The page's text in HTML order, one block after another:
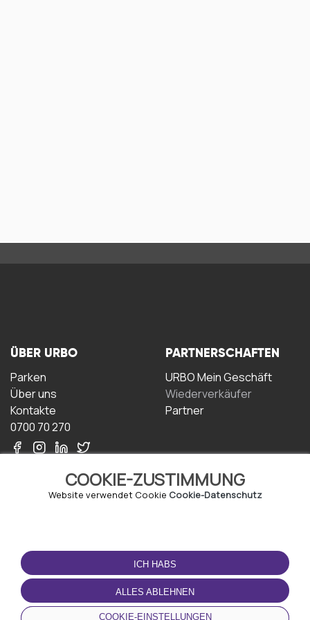
COOKIE-ZUSTIMMUNG
Website verwendet Cookie Cookie-Datenschutz
ICH HABS
ALLES ABLEHNEN
COOKIE-EINSTELLUNGEN
ÜBER URBO
Parken
Über uns
Kontakte
0700 70 270
PARTNERSCHAFTEN
URBO Mein Geschäft
Wiederverkäufer
Partner
NUTZUNGSBEDINGUNGEN
Geschäftsbedingungen
Datenschutz-
Bestimmungen
Cookie-Richtlinie
LADEN SIE DIE APP
HERUNTER